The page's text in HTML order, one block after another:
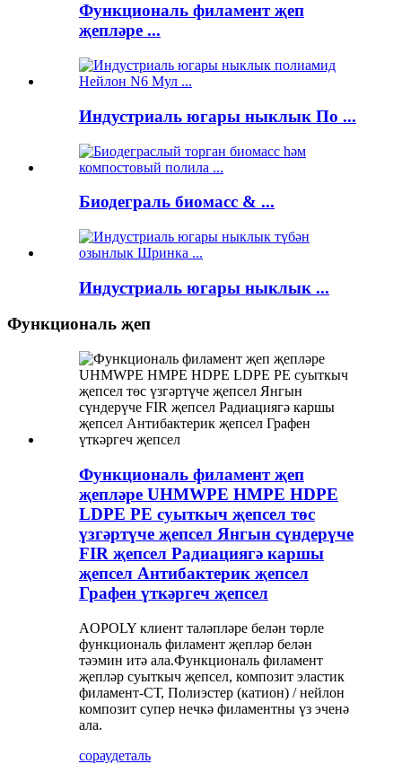
Функциональ филамент җеп
җепләре ...
Индустриаль югары ныклык По ...
Биодеграль биомасс & ...
Индустриаль югары ныклык ...
Функциональ җеп
Функциональ филамент җеп
җепләре UHMWPE HMPE HDPE
LDPE PE суыткыч җепсел төс
үзгәртүче җепсел Янгын сүндерүче
FIR җепсел Радиациягә каршы
җепсел Антибактерик җепсел
Графен үткәргеч җепсел
AOPOLY клиент таләпләре белән төрле
функциональ филамент җепләр белән
тәэмин итә ала.Функциональ филамент
җепләр суыткыч җепсел, композит эластик
филамент-СТ, Полиэстер (катион) / нейлон
композит супер нечкә филаментны үз эченә
ала.
сораудеталь